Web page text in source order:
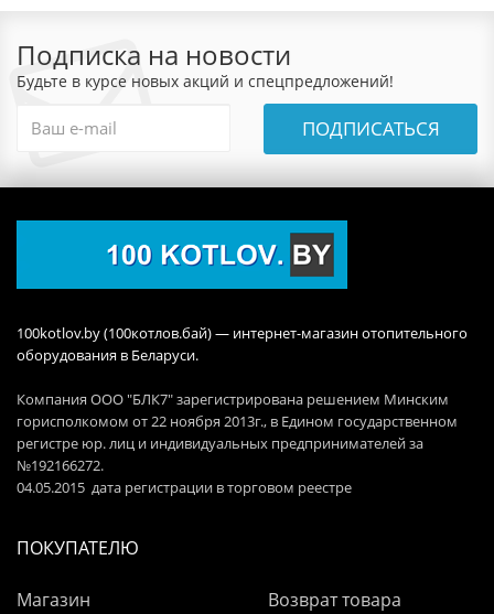
Подписка на новости
Будьте в курсе новых акций и спецпредложений!
ПОДПИСАТЬСЯ
100kotlov.by (100котлов.бай) — интернет-магазин отопительного
оборудования в Беларуси.
Компания ООО "БЛК7" зарегистрирована решением Минским
горисполкомом от 22 ноября 2013г., в Едином государственном
регистре юр. лиц и индивидуальных предпринимателей за
№192166272.
04.05.2015 дата регистрации в торговом реестре
ПОКУПАТЕЛЮ
Магазин
Возврат товара